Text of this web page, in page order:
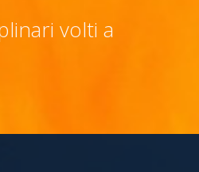
volti a